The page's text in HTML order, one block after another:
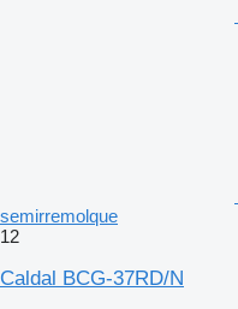
semirremolque
12
Caldal BCG-37RD/N